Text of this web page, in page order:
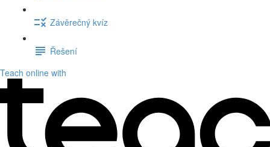
Závěrečný kvíz
Řešení
Teach online with